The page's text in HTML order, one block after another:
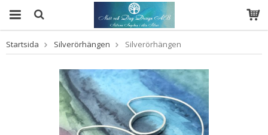
Startsida Silverörhängen Silverörhängen